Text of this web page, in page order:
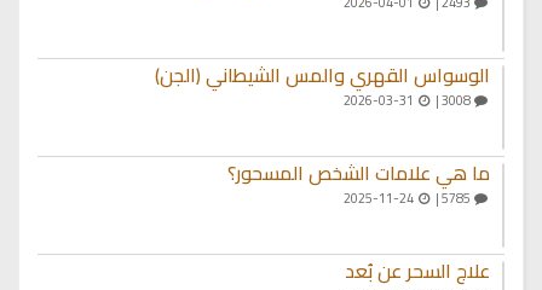
الوسواس القهري والمس الشيطاني (الجن)
3008 |
ما هي علامات الشخص المسحور؟
2025-11-24
علاج السحر عن بُعد